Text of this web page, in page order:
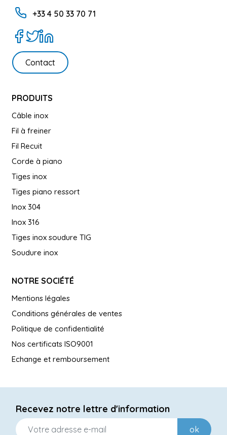
+33 4 50 33 70 71
Contact
PRODUITS
Câble inox
Fil à freiner
Fil Recuit
Corde à piano
Tiges inox
Tiges piano ressort
Inox 304
Inox 316
Tiges inox soudure TIG
Soudure inox
NOTRE SOCIÉTÉ
Mentions légales
Conditions générales de ventes
Politique de confidentialité
Nos certificats ISO9001
Echange et remboursement
Recevez notre lettre d'information
ok